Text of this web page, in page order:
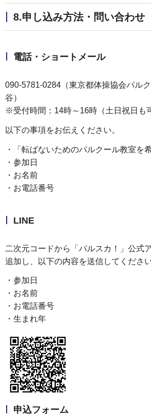
8.申し込み方法・問い合わせ
電話・ショートメール
090-5781-0284（東京都体操協会パル
谷）
※受付時間：14時～16時（土日祝日も
以下の事項をお伝えください。
・「転ばないためのパルクール教室を希
・参加日
・お名前
・お電話番号
LINE
二次元コードから「パルスカ！」公式
追加し、以下の内容を送信してください
・参加日
・お名前
・お電話番号
・生まれ年
申込フォーム